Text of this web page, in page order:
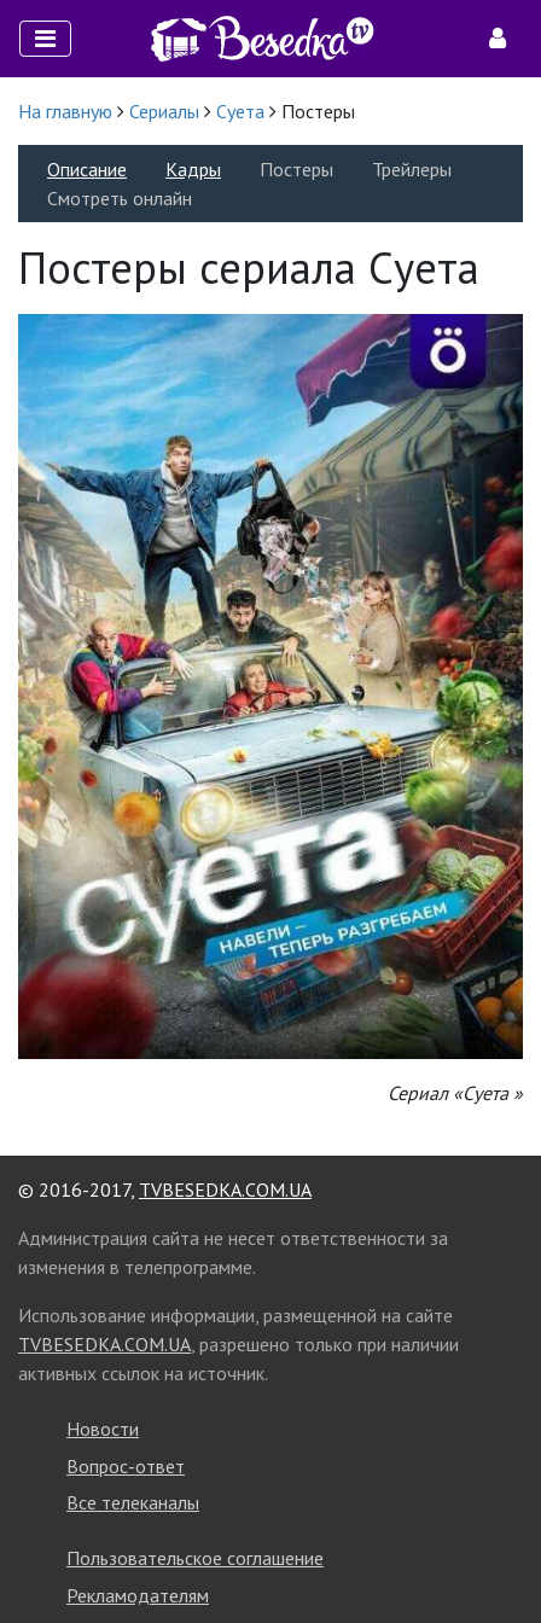
На главную Сериалы Суета Постеры
Описание Кадры Постеры
Трейлеры
Смотреть онлайн
Постеры сериала Суета
Сериал «Суета »
© 2016-2017, TVBESEDKA.COM.UA
Администрация сайта не несет ответственности за
изменения в телепрограмме.
Использование информации, размещенной на сайте
TVBESEDKA.COM.UA , разрешено только при наличии
активных ссылок на источник.
Новости
Вопрос-ответ
Все телеканалы
Пользовательское соглашение
Рекламодателям